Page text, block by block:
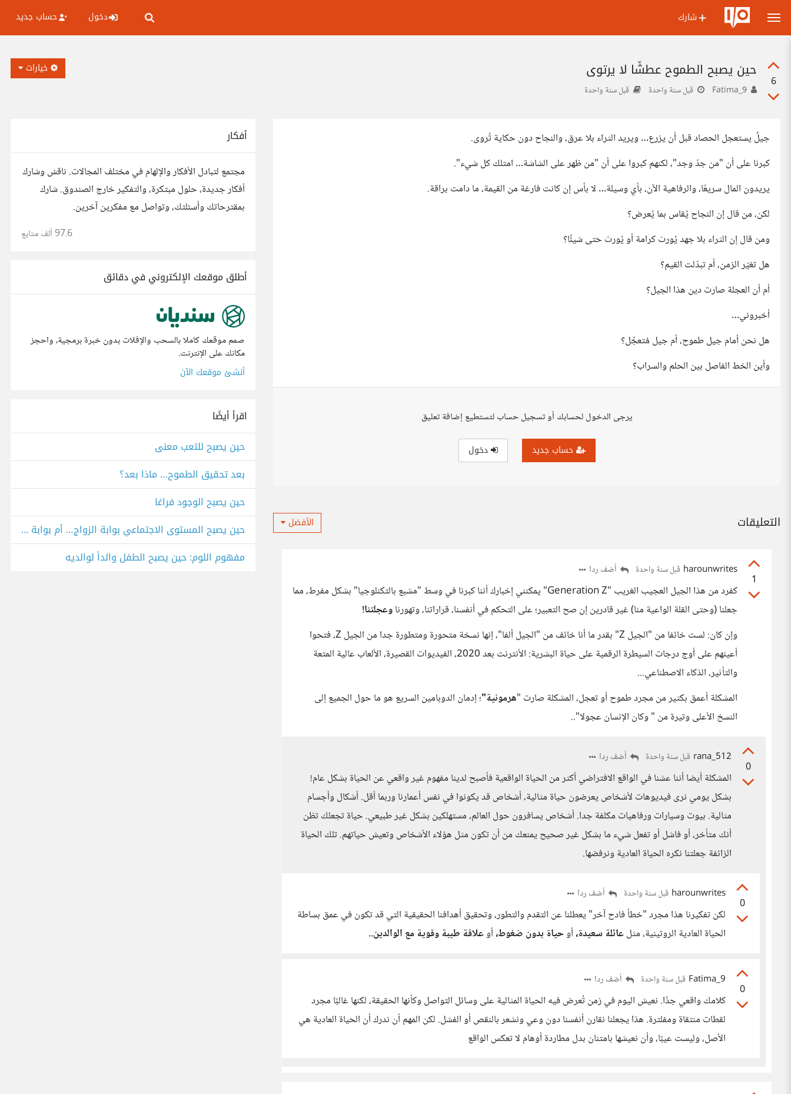
شارك دخول حساب جديد
6
حين يصبح الطموح عطشًا لا يرتوي
قبل سنة واحدة قبل سنة واحدة
خيارات
جيلٌ يستعجل الحصاد قبل أن يزرع… ويريد الثراء بلا عرق، والنجاح دون حكاية تُروى.
كبرنا على أن "من جدّ وجد"، لكنهم كبروا على أن "من ظهر على الشاشة… امتلك كل شيء".
يريدون المال سريعًا، والرفاهية الآن، بأي وسيلة… لا بأس إن كانت فارغة من القيمة، ما دامت براقة.
لكن، من قال إن النجاح يُقاس بما يُعرض؟
ومن قال إن الثراء بلا جهد يُورث كرامة أو يُورث حتى شيئًا؟
هل تغيّر الزمن، أم تبدّلت القيم؟
أم أن العجلة صارت دين هذا الجيل؟
أخبروني…
هل نحن أمام جيل طموح، أم جيل مُتعجِّل؟
وأين الخط الفاصل بين الحلم والسراب؟
يرجى الدخول لحسابك أو تسجيل حساب لتستطيع إضافة تعليق
حساب جديد دخول
التعليقات الأفضل
1
harounwrites قبل سنة واحدة أضف ردا
كفرد من هذا الجيل العجيب الغريب "Generation Z" يمكنني إخبارك أننا كبرنا في وسط "مشبع بالتكنلوجيا" بشكل مفرط، مما
جعلنا (وحتى القلة الواعية منا) غير قادرين إن صح التعبير؛ على التحكم في أنفسنا، قراراتنا، وتهورناوعجلتنا!
وإن كان: لست خائفا من "الجيل Z" بقدر ما أنا خائف من "الجيل ألفا"، إنها نسخة متحورة ومتطورة جدا من الجيل Z، فتحوا
أعينهم على أوج درجات السيطرة الرقمية على حياة البشرية: الأنترنت بعد 2020، الفيديوات القصيرة، الألعاب عالية المتعة
والتأثير، الذكاء الاصطناعي...
المشكلة أعمق بكثير من مجرد طموح أو تعجل، المشكلة صارت "هرمونية"؛ إدمان الدوبامين السريع هو ما حول الجميع إلى
النسخ الأعلى وتيرة من " وكان الإنسان عجولا"..
0
rana_512 قبل سنة واحدة أضف ردا
المشكلة أيضا أننا عشنا في الواقع الافتراضي أكثر من الحياة الواقعية فأصبح لدينا مفهوم غير واقعي عن الحياة بشكل عام!
بشكل يومي نرى فيديوهات لأشخاص يعرضون حياة مثالية، أشخاص قد يكونوا في نفس أعمارنا وربما أقل. أشكال وأجسام
مثالية. بيوت وسيارات ورفاهيات مكلفة جدا. أشخاص يسافرون حول العالم، مستهلكين بشكل غير طبيعي. حياة تجعلك تظن
أنك متأخر، أو فاشل أو تفعل شيء ما بشكل غير صحيح يمنعك من أن تكون مثل هؤلاء الأشخاص وتعيش حياتهم. تلك الحياة
الزائفة جعلتنا نكره الحياة العادية ونرفضها.
0
harounwrites قبل سنة واحدة أضف ردا
لكن تفكيرنا هذا مجرد "خطأ فادح آخر" يعطلنا عن التقدم والتطور، وتحقيق أهدافنا الحقيقية التي قد تكون في عمق بساطة
الحياة العادية الروتينية، مثلعائلة سعيدة، أوحياة بدون ضغوط، أوعلاقة طيبة وقوية مع الوالدين..
0
Fatima_9 قبل سنة واحدة أضف ردا
كلامك واقعي جدًا. نعيش اليوم في زمن تُعرض فيه الحياة المثالية على وسائل التواصل وكأنها الحقيقة، لكنها غالبًا مجرد
لقطات منتقاة ومفلترة. هذا يجعلنا نقارن أنفسنا دون وعي ونشعر بالنقص أو الفشل. لكن المهم أن ندرك أن الحياة العادية هي
الأصل، وليست عيبًا، وأن نعيشها بامتنان بدل مطاردة أوهام لا تعكس الواقع
أفكار
مجتمع لتبادل الأفكار والإلهام في مختلف المجالات. ناقش وشارك
أفكار جديدة، حلول مبتكرة، والتفكير خارج الصندوق. شارك
بمقترحاتك وأسئلتك، وتواصل مع مفكرين آخرين.
97.6 ألف متابع
أطلق موقعك الإلكتروني في دقائق
صمم موقعك كاملا بالسحب والإفلات بدون خبرة برمجية، واحجز
مكانك على الإنترنت.
أنشئ موقعك الآن
اقرأ أيضًا
حين يصبح للتعب معنى
بعد تحقيق الطموح… ماذا بعد؟
حين يصبح الوجود فراغا
حين يصبح المستوى الاجتماعي بوابة الزواج… أم بوابة الخسارة؟
مفهوم اللوم: حين يصبح الطفل والداً لوالديه